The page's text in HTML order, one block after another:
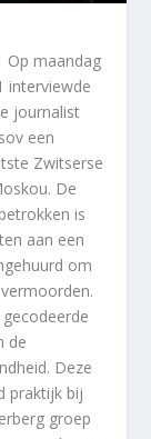
Op maandag
interviewde
journalist
een
Zwitserse
De
is
aan een
om
de
Deze
praktijk bij
groep